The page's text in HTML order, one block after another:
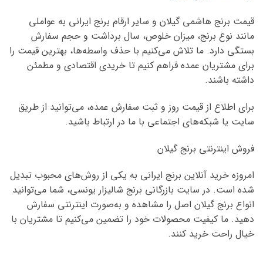
قیمت برنج هاشمی گیلان و سایر ارقام برنج ایرانی به عواملی
مانند نوع برنج، میزان خلوص، سال برداشت و حجم سفارش
بستگی دارد. ما تلاش می‌کنیم با حذف واسطه‌ها، بهترین قیمت را
برای مشتریان عمده فراهم کنیم تا خریدی اقتصادی و مطمئن
داشته باشند.
برای اطلاع از قیمت روز و ثبت سفارش عمده، می‌توانید از طریق
سایت یا شبکه‌های اجتماعی با ما در ارتباط باشید.
فروش اینترنتی برنج گیلان
امروزه خرید آنلاین برنج ایرانی به یکی از روش‌های محبوب تبدیل
شده است. در سایت بازرگانی برنج شالیزار یونسی، شما می‌توانید
انواع برنج گیلان اصل را مشاهده و به‌صورت اینترنتی سفارش
دهید. ما کیفیت محصولات خود را تضمین می‌کنیم تا مشتریان با
خیال راحت خرید کنند.